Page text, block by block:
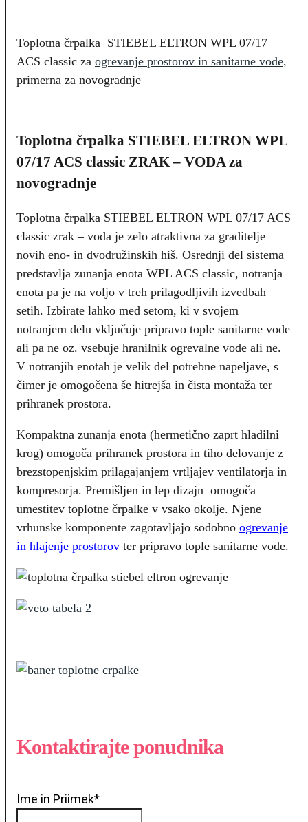
Toplotna črpalka STIEBEL ELTRON WPL 07/17
ACS classic za ogrevanje prostorov in sanitarne vode,
primerna za novogradnje
Toplotna črpalka STIEBEL ELTRON WPL
07/17 ACS classic ZRAK – VODA za
novogradnje
Toplotna črpalka STIEBEL ELTRON WPL 07/17 ACS
classic zrak – voda je zelo atraktivna za graditelje
novih eno- in dvodružinskih hiš. Osrednji del sistema
predstavlja zunanja enota WPL ACS classic, notranja
enota pa je na voljo v treh prilagodljivih izvedbah –
setih. Izbirate lahko med setom, ki v svojem
notranjem delu vključuje pripravo tople sanitarne vode
ali pa ne oz. vsebuje hranilnik ogrevalne vode ali ne.
V notranjih enotah je velik del potrebne napeljave, s
čimer je omogočena še hitrejša in čista montaža ter
prihranek prostora.
Kompaktna zunanja enota (hermetično zaprt hladilni
krog) omogoča prihranek prostora in tiho delovanje z
brezstopenjskim prilagajanjem vrtljajev ventilatorja in
kompresorja. Premišljen in lep dizajn omogoča
umestitev toplotne črpalke v vsako okolje. Njene
vrhunske komponente zagotavljajo sodobno ogrevanje
in hlajenje prostorov ter pripravo tople sanitarne vode.
Kontaktirajte ponudnika
Ime in Priimek*